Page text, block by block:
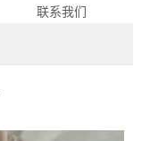
联系我们